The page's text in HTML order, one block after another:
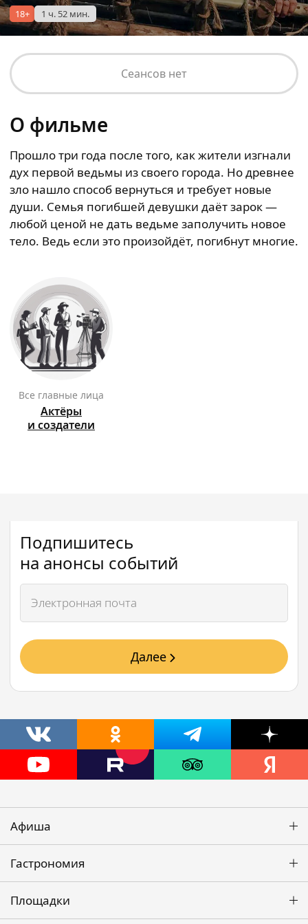
18+ 1 ч. 52 мин.
Сеансов нет
О фильме
Прошло три года после того, как жители изгнали
дух первой ведьмы из своего города. Но древнее
зло нашло способ вернуться и требует новые
души. Семья погибшей девушки даёт зарок —
любой ценой не дать ведьме заполучить новое
тело. Ведь если это произойдёт, погибнут многие.
Все главные лица
Актёры
и создатели
Подпишитесь
на анонсы событий
Далее
Афиша
Гастрономия
Площадки